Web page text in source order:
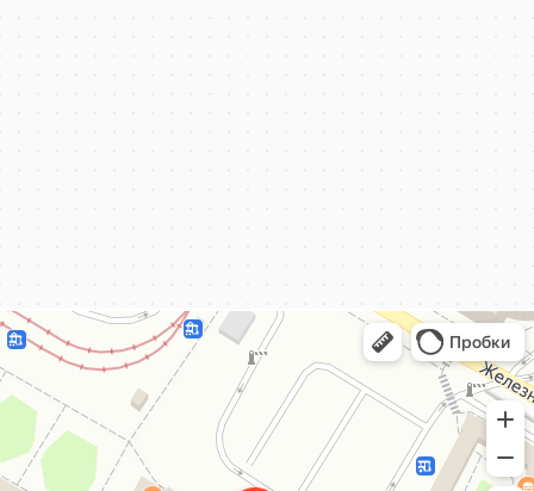
КёнигКлимат
Кондиционеры в Калининграде
Установка кондиционеров в Калининграде